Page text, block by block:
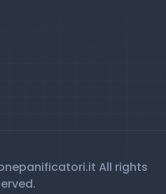
All rights